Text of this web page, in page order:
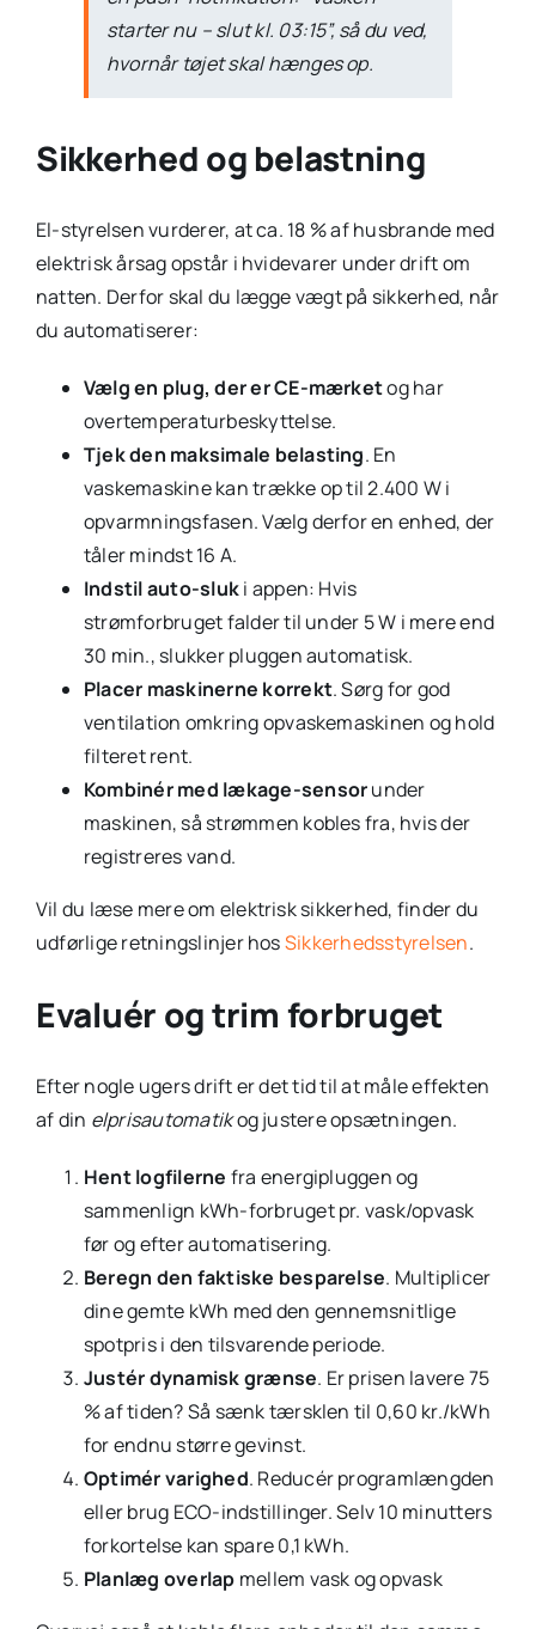
starter nu – slut kl. 03:15”, så du ved,
hvornår tøjet skal hænges op.
Sikkerhed og belastning
El-styrelsen vurderer, at ca. 18 % af husbrande med
elektrisk årsag opstår i hvidevarer under drift om
natten. Derfor skal du lægge vægt på sikkerhed, når
du automatiserer:
Vælg en plug, der er CE-mærketog har
overtemperaturbeskyttelse.
Tjek den maksimale belasting. En
vaskemaskine kan trække op til 2.400 W i
opvarmningsfasen. Vælg derfor en enhed, der
tåler mindst 16 A.
Indstil auto-sluki appen: Hvis
strømforbruget falder til under 5 W i mere end
30 min., slukker pluggen automatisk.
Placer maskinerne korrekt. Sørg for god
ventilation omkring opvaskemaskinen og hold
filteret rent.
Kombinér med lækage-sensorunder
maskinen, så strømmen kobles fra, hvis der
registreres vand.
Vil du læse mere om elektrisk sikkerhed, finder du
udførlige retningslinjer hosSikkerhedsstyrelsen.
Evaluér og trim forbruget
Efter nogle ugers drift er det tid til at måle effekten
af din elprisautomatikog justere opsætningen.
Hent logfilerne fra energipluggen og
sammenlign kWh-forbruget pr. vask/opvask
før og efter automatisering.
Beregn den faktiske besparelse. Multiplicer
dine gemte kWh med den gennemsnitlige
spotpris i den tilsvarende periode.
Justér dynamisk grænse. Er prisen lavere 75
% af tiden? Så sænk tærsklen til 0,60 kr./kWh
for endnu større gevinst.
Optimér varighed. Reducér programlængden
eller brug ECO-indstillinger. Selv 10 minutters
forkortelse kan spare 0,1 kWh.
Planlæg overlap mellem vask og opvask